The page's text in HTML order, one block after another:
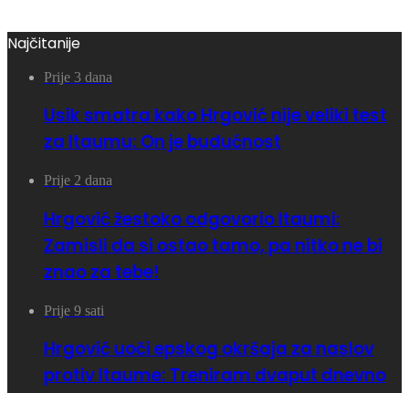
Najčitanije
Prije 3 dana
Usik smatra kako Hrgović nije veliki test
za Itaumu: On je budućnost
Prije 2 dana
Hrgović žestoko odgovorio Itaumi:
Zamisli da si ostao tamo, pa nitko ne bi
znao za tebe!
Prije 9 sati
Hrgović uoči epskog okršaja za naslov
protiv Itaume: Treniram dvaput dnevno